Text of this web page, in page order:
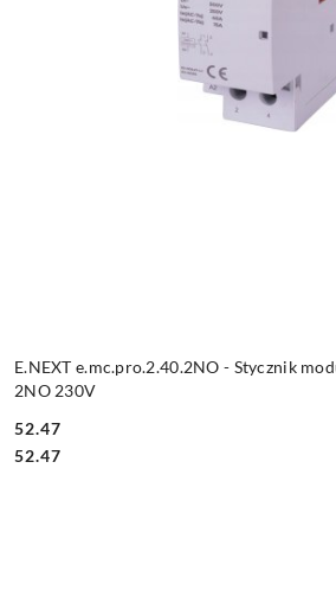
E.NEXT e.mc.pro.2.40.2NO - Stycznik
2NO 230V
Cena:
52.47
Cena:
52.47